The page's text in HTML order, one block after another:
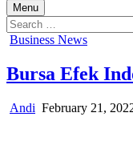
Menu
Search
for:
Posted
Business News
Bursa Efek
Author:
Andi Published
February 21,